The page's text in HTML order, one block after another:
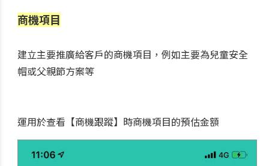
商機項目
建立主要推廣給客戶的商機項目，例如主要為兒童安全
帽或父親節方案等
運用於查看【商機跟蹤】時商機項目的預估金額